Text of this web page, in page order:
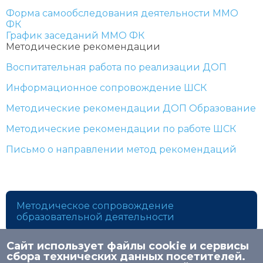
Форма самообследования деятельности ММО
ФК
График заседаний ММО ФК
Методические рекомендации
Воспитательная работа по реализации ДОП
Информационное сопровождение ШСК
Методические рекомендации ДОП Образование
Методические рекомендации по работе ШСК
Письмо о направлении метод рекомендаций
Методическое сопровождение
образовательной деятельности
Сайт использует файлы cookie и сервисы
сбора технических данных посетителей.